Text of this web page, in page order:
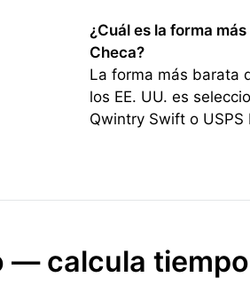
¿Cuál es la forma
Checa?
La forma más barata
los EE. UU. es
Qwintry Swift o USPS
— calcula